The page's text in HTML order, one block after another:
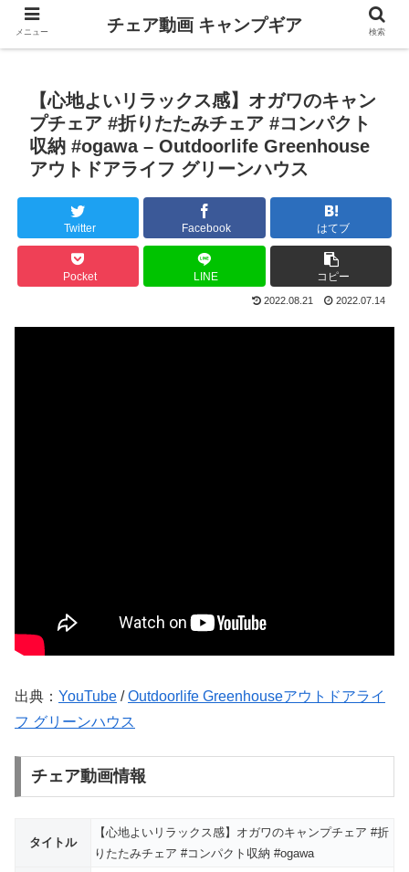
【心地よいリラックス感】オガワのキャン
プチェア #折りたたみチェア #コンパクト
収納 #ogawa – Outdoorlife Greenhouse
アウトドアライフ グリーンハウス
Twitter Facebook はてブ
Pocket LINE コピー
2022.08.21 2022.07.14
出典： YouTube /Outdoorlife Greenhouseアウトドアライ
フ グリーンハウス
チェア動画情報
タイトル
【心地よいリラックス感】オガワのキャンプチェア #折
りたたみチェア #コンパクト収納 #ogawa
メニュー チェア動画 キャンプギア 検索